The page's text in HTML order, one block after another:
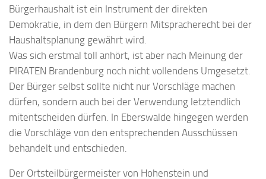
Bürgerhaushalt ist ein Instrument der direkten
Demokratie, in dem den Bürgern Mitspracherecht bei der
Haushaltsplanung gewährt wird.
Was sich erstmal toll anhört, ist aber nach Meinung der
PIRATEN Brandenburg noch nicht vollendens Umgesetzt.
Der Bürger selbst sollte nicht nur Vorschläge machen
dürfen, sondern auch bei der Verwendung letztendlich
mitentscheiden dürfen. In Eberswalde hingegen werden
die Vorschläge von den entsprechenden Ausschüssen
behandelt und entschieden.
Der Ortsteilbürgermeister von Hohenstein und